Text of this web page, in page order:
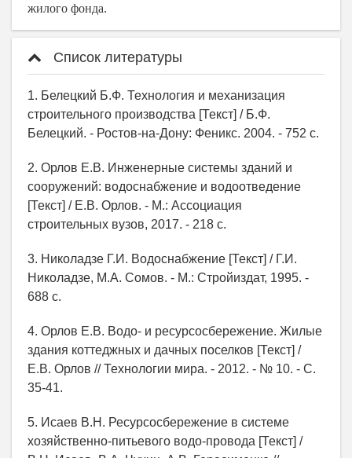
жилого фонда.
Список литературы
1. Белецкий Б.Ф. Технология и механизация
строительного производства [Текст] / Б.Ф.
Белецкий. - Ростов-на-Дону: Феникс. 2004. - 752 с.
2. Орлов Е.В. Инженерные системы зданий и
сооружений: водоснабжение и водоотведение
[Текст] / Е.В. Орлов. - М.: Ассоциация
строительных вузов, 2017. - 218 с.
3. Николадзе Г.И. Водоснабжение [Текст] / Г.И.
Николадзе, М.А. Сомов. - М.: Стройиздат, 1995. -
688 с.
4. Орлов Е.В. Водо- и ресурсосбережение. Жилые
здания коттеджных и дачных поселков [Текст] /
Е.В. Орлов // Технологии мира. - 2012. - № 10. - С.
35-41.
5. Исаев В.Н. Ресурсосбережение в системе
хозяйственно-питьевого водо-провода [Текст] /